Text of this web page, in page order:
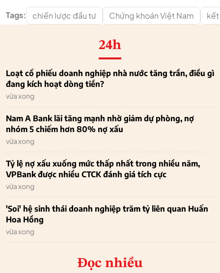
Tags: chiến lược đầu tư Chứng khoán Việt Nam kết
24h
Loạt cổ phiếu doanh nghiệp nhà nước tăng trần, điều gì
đang kích hoạt dòng tiền?
vừa xong
Nam A Bank lãi tăng mạnh nhờ giảm dự phòng, nợ
nhóm 5 chiếm hơn 80% nợ xấu
vừa xong
Tỷ lệ nợ xấu xuống mức thấp nhất trong nhiều năm,
VPBank được nhiều CTCK đánh giá tích cực
vừa xong
'Soi' hệ sinh thái doanh nghiệp trăm tỷ liên quan Huấn
Hoa Hồng
vừa xong
Đọc nhiều